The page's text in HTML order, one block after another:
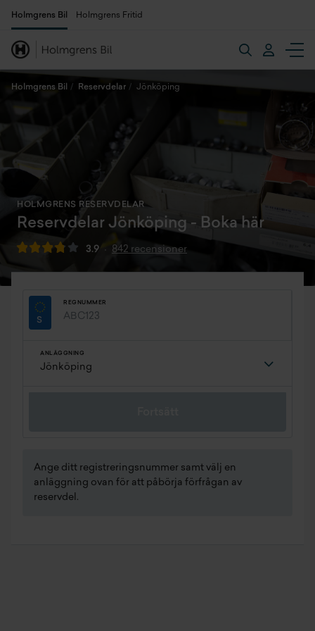
Holmgrens Bil Holmgrens Fritid
Holmgrens Bil Reservdelar Jönköping
HOLMGRENS RESERVDELAR
Reservdelar Jönköping - Boka här
3.9 842 recensioner
REGNUMMER
ANLÄGGNING
Ange ditt registreringsnummer samt välj en
anläggning ovan för att påbörja förfrågan av
reservdel.